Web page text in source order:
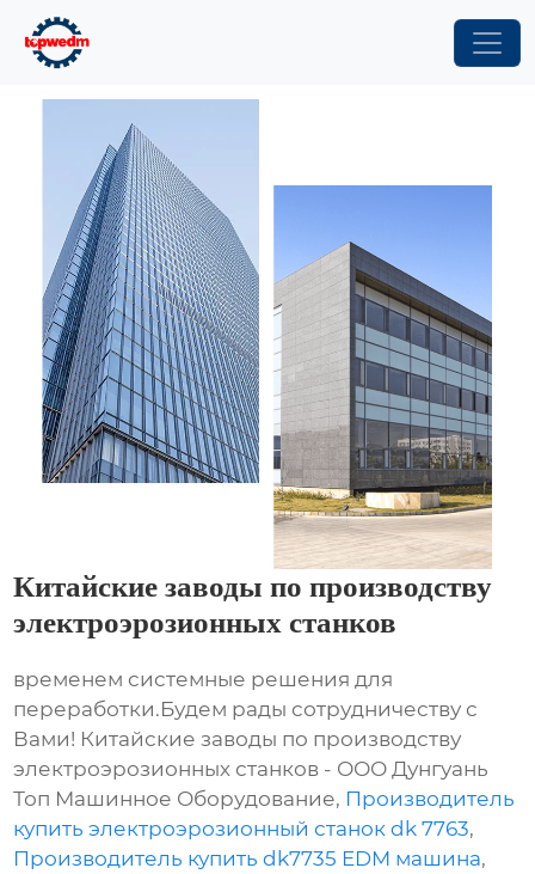
Китайские заводы по производству
электроэрозионных станков
временем системные решения для
переработки.Будем рады сотрудничеству с
Вами! Китайские заводы по производству
электроэрозионных станков - ООО Дунгуань
Топ Машинное Оборудование, Производитель
купить электроэрозионный станок dk 7763,
Производитель купить dk7735 EDM машина,